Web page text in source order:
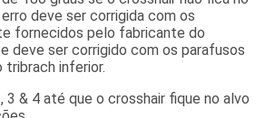
deve ser corrigida com os
fornecidos pelo fabricante do
deve ser corrigido com os parafusos
tribrach inferior.
3 & 4 até que o crosshair fique no alvo